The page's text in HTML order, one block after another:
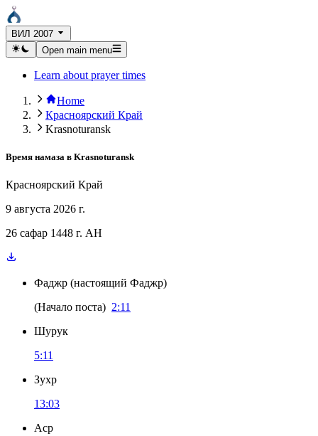
ВИЛ 2007
Open main menu
Learn about prayer times
Home
Красноярский Край
Krasnoturansk
Время намаза в Krasnoturansk
Красноярский Край
9 августа 2026 г.
26 сафар 1448 г. AH
Фаджр (настоящий Фаджр)
(Начало поста) 2:11
Шурук
5:11
Зухр
13:03
Аср